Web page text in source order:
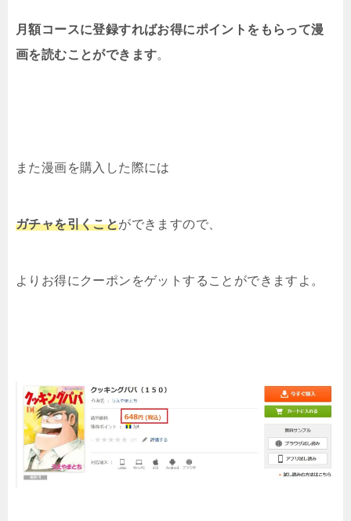
月額コースに登録すればお得にポイントをもらって漫
画を読むことができます。
また漫画を購入した際には
ガチャを引くことができますので、
よりお得にクーポンをゲットすることができますよ。